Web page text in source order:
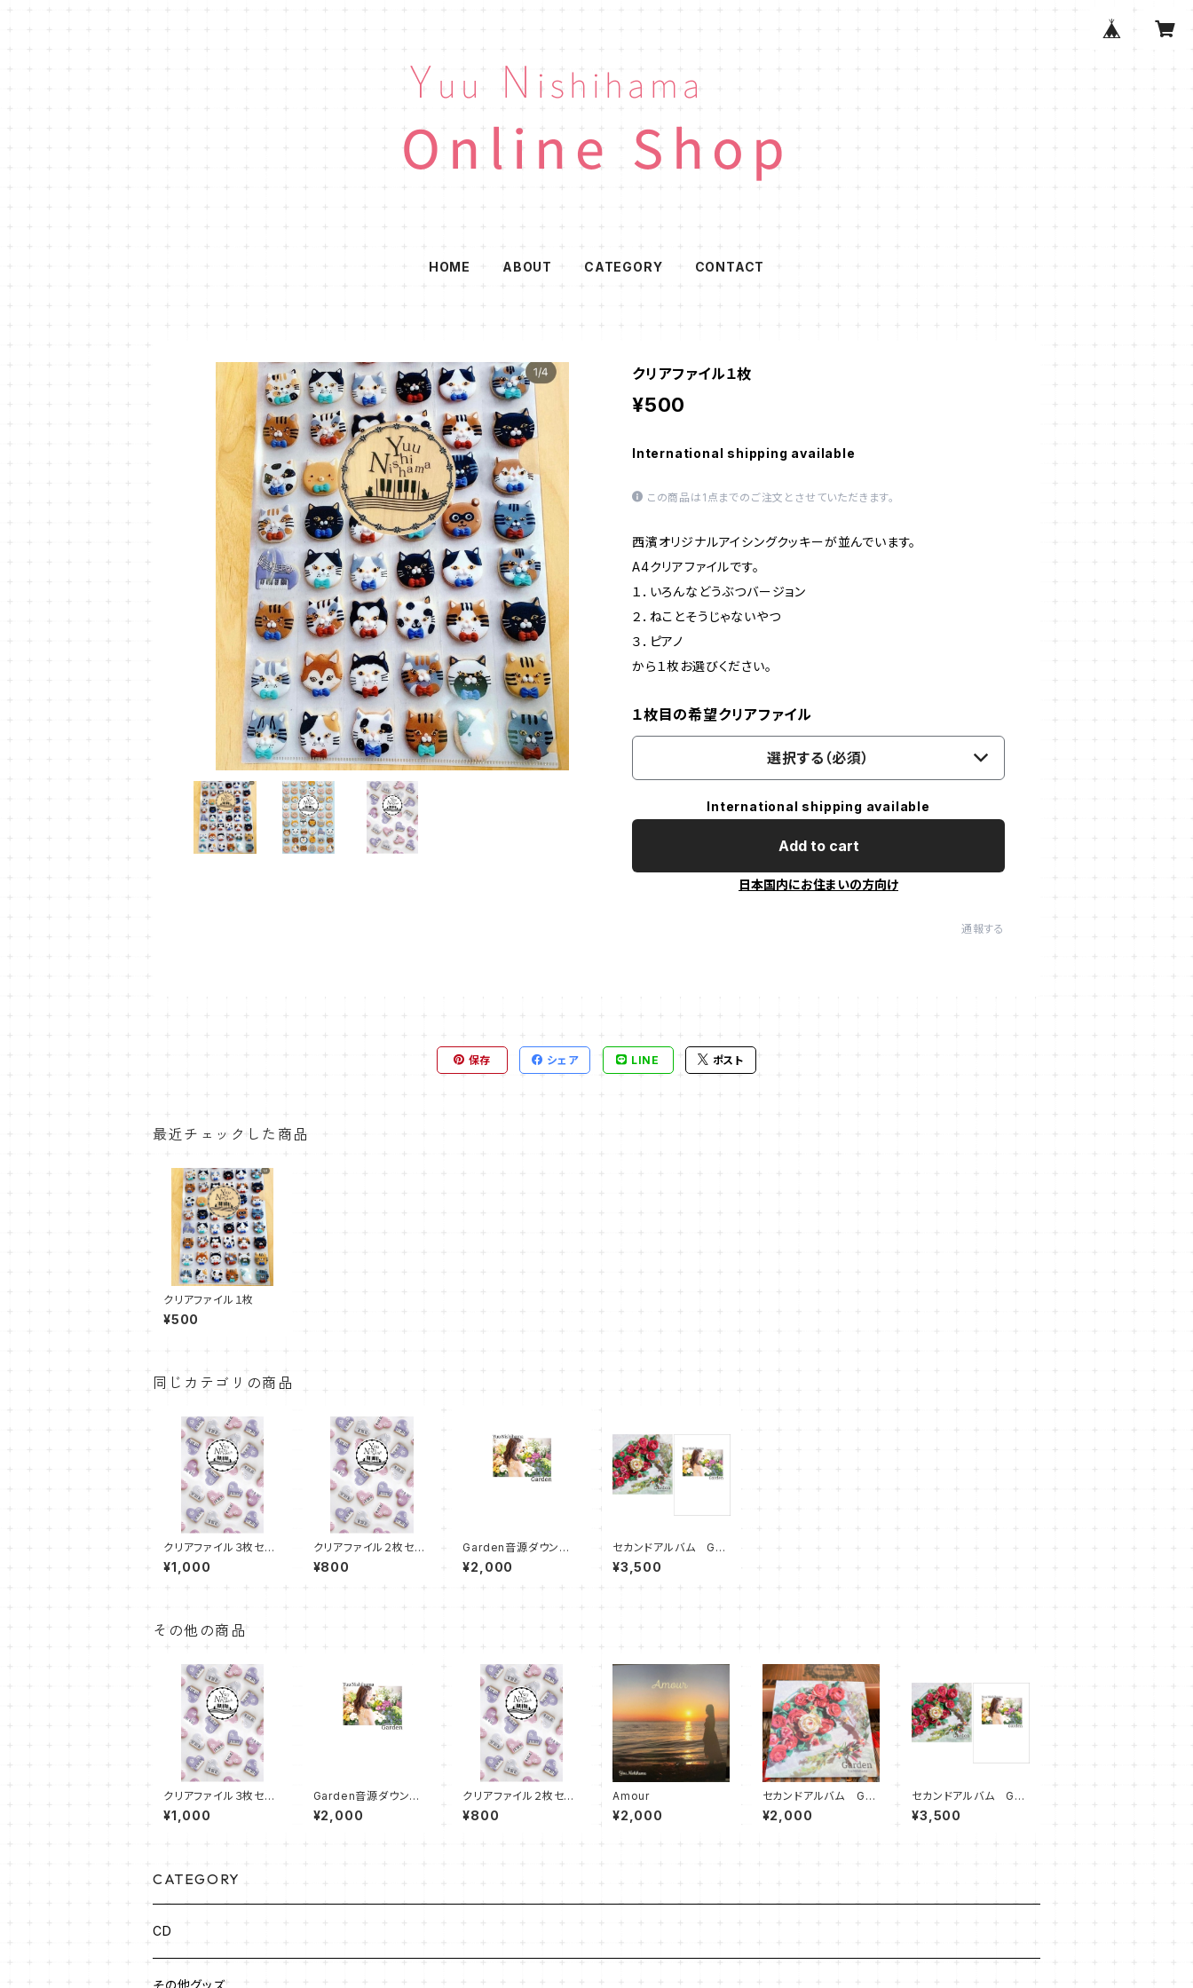
HOME ABOUT CATEGORY CONTACT
クリアファイル１枚
¥500
International shipping available
この商品は1点までのご注文とさせていただきます。
西濱オリジナルアイシングクッキーが並んでいます。
A4クリアファイルです。
１．いろんなどうぶつバージョン
２．ねことそうじゃないやつ
３．ピアノ
から１枚お選びください。
１枚目の希望クリアファイル
選択する（必須）
International shipping available
Add to cart
日本国内にお住まいの方向け
通報する
保存 シェア LINE ポスト
最近チェックした商品
クリアファイル１枚
¥500
同じカテゴリの商品
クリアファイル３枚セッ
ト
¥1,000
クリアファイル２枚セッ
ト
¥800
Garden音源ダウンロ
ード付きフォトブック
¥2,000
セカンドアルバム Gar
den＋フォトブック
¥3,500
その他の商品
クリアファイル３枚セッ
ト
¥1,000
Garden音源ダウンロ
ード付きフォトブック
¥2,000
クリアファイル２枚セッ
ト
¥800
Amour
¥2,000
セカンドアルバム Gar
den
¥2,000
セカンドアルバム Gar
den＋フォトブック
¥3,500
CATEGORY
CD
その他グッズ